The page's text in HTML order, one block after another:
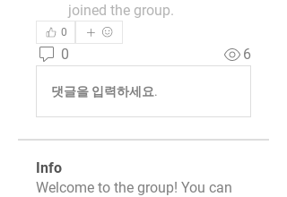
joined the group.
0
0 6
댓글을 입력하세요.
Info
Welcome to the group! You can